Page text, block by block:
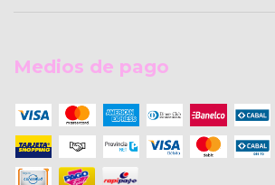
Medios de pago